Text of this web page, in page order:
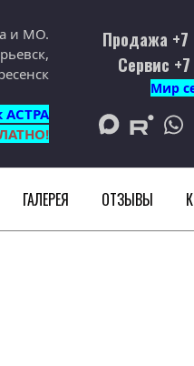
и МО.
АСТРА
Продажа
Сервис
Мир
max rutube
ГАЛЕРЕЯ ОТЗЫВЫ